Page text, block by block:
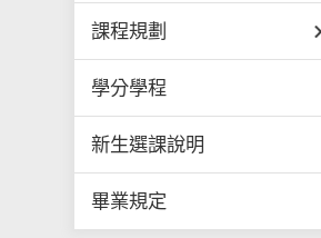
課程規劃
學分學程
新生選課說明
畢業規定